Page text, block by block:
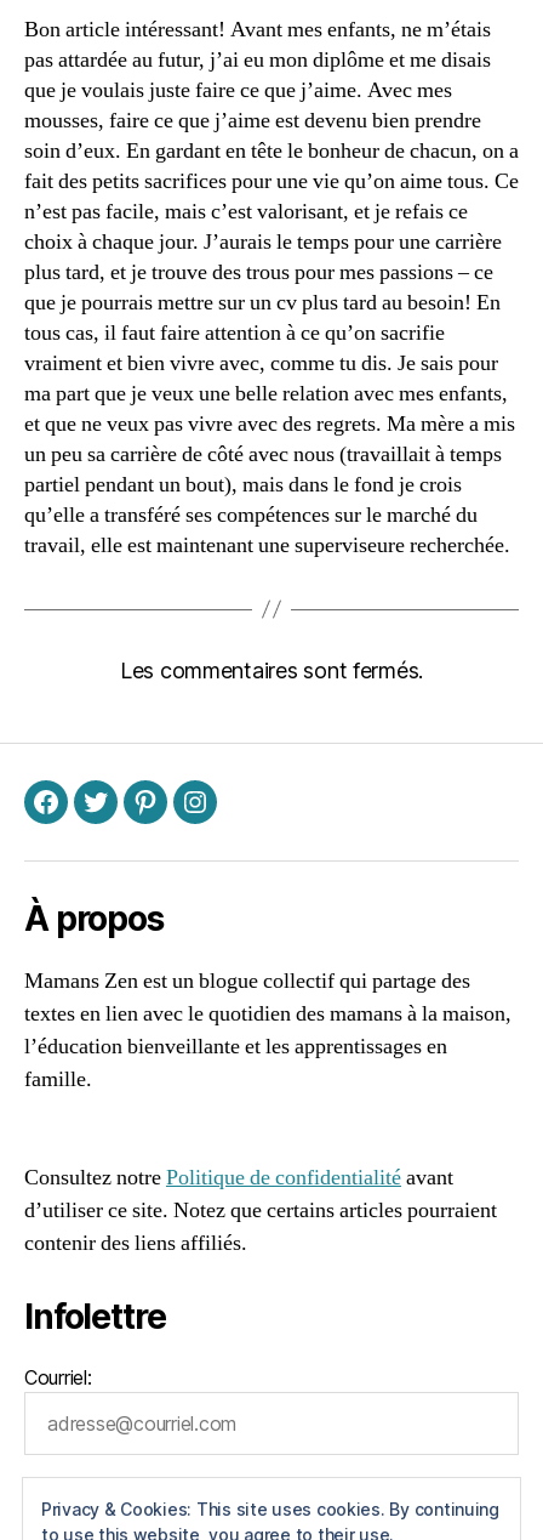
Bon article intéressant! Avant mes enfants, ne m’étais
pas attardée au futur, j’ai eu mon diplôme et me disais
que je voulais juste faire ce que j’aime. Avec mes
mousses, faire ce que j’aime est devenu bien prendre
soin d’eux. En gardant en tête le bonheur de chacun, on a
fait des petits sacrifices pour une vie qu’on aime tous. Ce
n’est pas facile, mais c’est valorisant, et je refais ce
choix à chaque jour. J’aurais le temps pour une carrière
plus tard, et je trouve des trous pour mes passions – ce
que je pourrais mettre sur un cv plus tard au besoin! En
tous cas, il faut faire attention à ce qu’on sacrifie
vraiment et bien vivre avec, comme tu dis. Je sais pour
ma part que je veux une belle relation avec mes enfants,
et que ne veux pas vivre avec des regrets. Ma mère a mis
un peu sa carrière de côté avec nous (travaillait à temps
partiel pendant un bout), mais dans le fond je crois
qu’elle a transféré ses compétences sur le marché du
travail, elle est maintenant une superviseure recherchée.
Les commentaires sont fermés.
F T P I
À propos
Mamans Zen est un blogue collectif qui partage des
textes en lien avec le quotidien des mamans à la maison,
l’éducation bienveillante et les apprentissages en
famille.
Consultez notrePolitique de confidentialitéavant
d’utiliser ce site. Notez que certains articles pourraient
contenir des liens affiliés.
Infolettre
Courriel:
Privacy & Cookies: This site uses cookies. By continuing
to use this website, you agree to their use.